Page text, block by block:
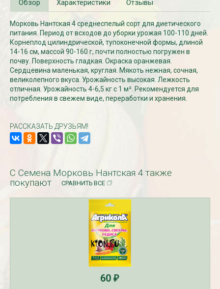
Рассада Незабудка
(Myosotis) в
контейнере p9
340₽
Рассада
карпатский
(Campanula
в контейнере p9
340₽
СКИДКИ 15 % НА ДУГИ, ЗАБОРЫ,
Скидки 15% !!! При заказе
товаров на сумму от 1000 руб. с
16 марта по 31 марта 2024...
ЧИТАТЬ ДАЛЕЕ →
Обзор Характеристики Отзывы
Морковь Нантская 4среднеспелый сорт для диетического
питания. Период от всходов до уборки урожая 100-110 дней.
Корнеплод цилиндрической, тупоконечной формы, длиной
14-16 см, массой 90-160 г, почти полностью погружен в
почву. Поверхность гладкая. Окраска оранжевая.
Сердцевина маленькая, круглая. Мякоть нежная, сочная,
великолепного вкуса. Урожайность высокая. Лежкость
отличная. Урожайность 4-6,5 кг с 1 м². Рекомендуется для
потребления в свежем виде, переработки и хранения.
РАССКАЗАТЬ ДРУЗЬЯМ!
С Семена Морковь Нантская 4 также
покупают
СРАВНИТЬ ВСЕ
60 ₽